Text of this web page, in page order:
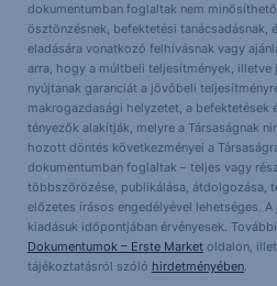
dokumentumban foglaltak nem
ösztönzésnek, befektetési tanácsadásnak,
eladására vonatkozó felhívásnak vagy
arra, hogy a múltbeli teljesítmények, illetve
nyújtanak garanciát a jövőbeli
makrogazdasági helyzetet, a befektetések
tényezők alakítják, melyre a Társaságnak
hozott döntés következményei a
dokumentumban foglaltak – teljes vagy
többszörözése, publikálása, átdolgozása,
előzetes írásos engedélyével lehetséges.
kiadásuk időpontjában érvényesek.
Dokumentumok – Erste Marketoldalon,
tájékoztatásról szóló hirdetményében.